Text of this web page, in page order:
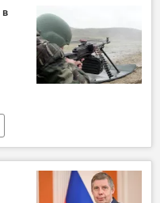
ВС Армении